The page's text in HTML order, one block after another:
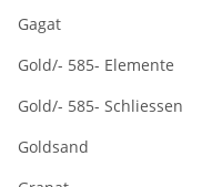
Gagat
Gold/- 585- Elemente
Gold/- 585- Schliessen
Goldsand